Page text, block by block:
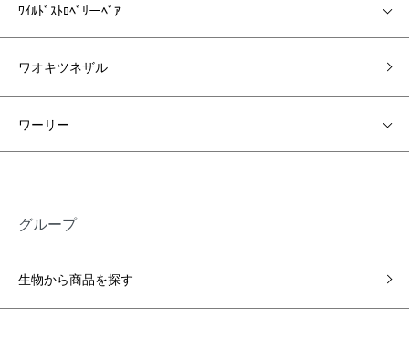
ﾜｲﾙﾄﾞｽﾄﾛﾍﾞﾘーﾍﾞｱ
ワオキツネザル
ワーリー
グループ
生物から商品を探す